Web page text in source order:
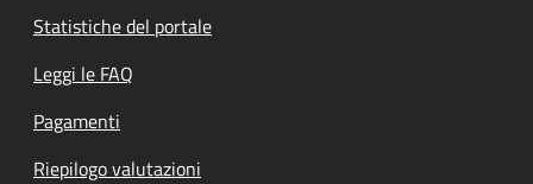
Statistiche del portale
Leggi le FAQ
Pagamenti
Riepilogo valutazioni